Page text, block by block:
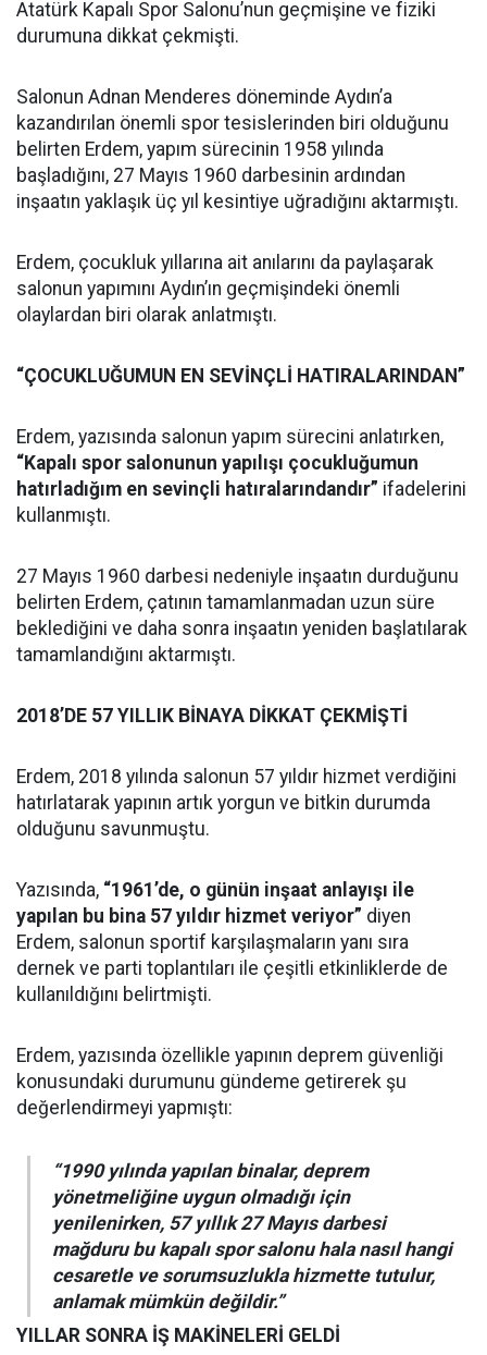
Atatürk Kapalı Spor Salonu’nun geçmişine ve fiziki
durumuna dikkat çekmişti.
Salonun Adnan Menderes döneminde Aydın’a
kazandırılan önemli spor tesislerinden biri olduğunu
belirten Erdem, yapım sürecinin 1958 yılında
başladığını, 27 Mayıs 1960 darbesinin ardından
inşaatın yaklaşık üç yıl kesintiye uğradığını aktarmıştı.
Erdem, çocukluk yıllarına ait anılarını da paylaşarak
salonun yapımını Aydın’ın geçmişindeki önemli
olaylardan biri olarak anlatmıştı.
“ÇOCUKLUĞUMUN EN SEVİNÇLİ HATIRALARINDAN”
Erdem, yazısında salonun yapım sürecini anlatırken,
“Kapalı spor salonunun yapılışı çocukluğumun
hatırladığım en sevinçli hatıralarındandır” ifadelerini
kullanmıştı.
27 Mayıs 1960 darbesi nedeniyle inşaatın durduğunu
belirten Erdem, çatının tamamlanmadan uzun süre
beklediğini ve daha sonra inşaatın yeniden başlatılarak
tamamlandığını aktarmıştı.
2018’DE 57 YILLIK BİNAYA DİKKAT ÇEKMİŞTİ
Erdem, 2018 yılında salonun 57 yıldır hizmet verdiğini
hatırlatarak yapının artık yorgun ve bitkin durumda
olduğunu savunmuştu.
Yazısında, “1961’de, o günün inşaat anlayışı ile
yapılan bu bina 57 yıldır hizmet veriyor” diyen
Erdem, salonun sportif karşılaşmaların yanı sıra
dernek ve parti toplantıları ile çeşitli etkinliklerde de
kullanıldığını belirtmişti.
Erdem, yazısında özellikle yapının deprem güvenliği
konusundaki durumunu gündeme getirerek şu
değerlendirmeyi yapmıştı:
“1990 yılında yapılan binalar, deprem
yönetmeliğine uygun olmadığı için
yenilenirken, 57 yıllık 27 Mayıs darbesi
mağduru bu kapalı spor salonu hala nasıl hangi
cesaretle ve sorumsuzlukla hizmette tutulur,
anlamak mümkün değildir.”
YILLAR SONRA İŞ MAKİNELERİ GELDİ